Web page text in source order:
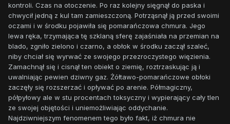
kontroli. Czas na otoczenie. Po raz kolejny sięgnął do paska i
chwycił jedną z kul tam zamieszczoną. Potrząsnął ją przed swoimi
oczami i w środku pojawiła się pomarańczowa chmura. Jego
lewa ręka, trzymająca tę szklaną sferę zajaśniała na przemian na
blado, zgniło zielono i czarno, a obłok w środku zaczął szaleć,
niby chciał się wyrwać ze swojego przezroczystego więzienia.
Zamachnął się i cisnął ten obiekt o ziemię, roztrzaskując ją i
uwalniając pewien dziwny gaz. Żółtawo-pomarańczowe obłoki
zaczęły się rozszerzać i opływać po arenie. Półmagiczny,
półpyłowy ale w stu procentach toksyczny i wypierający cały tlen
ze swojej objętości i uniemożliwiając oddychanie.
Najdziwniejszym fenomenem tego było fakt, iż chmura nie